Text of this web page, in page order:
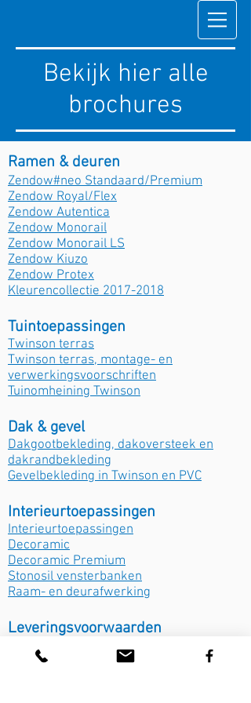
Ramen & deuren
Zendow#neo Standaard/Premium
Zendow Royal/Flex
Zendow Autentica
Zendow Monorail
Zendow Monorail LS
Zendow Kiuzo
Zendow Protex
Kleurencollectie 2017-2018
Tuintoepassingen
Twinson terras
Twinson terras, montage- en
verwerkingsvoorschriften
Tuinomheining Twinson
Dak & gevel
Dakgootbekleding, dakoversteek en
dakrandbekleding
Gevelbekleding in Twinson en PVC
Interieurtoepassingen
Interieurtoepassingen
Decoramic
Decoramic Premium
Stonosil vensterbanken
Raam- en deurafwerking
Leveringsvoorwaarden
Leveringsvoorwaarden D&K Kozijnen
Hengelo 2017
Bekijk hier alle
brochures